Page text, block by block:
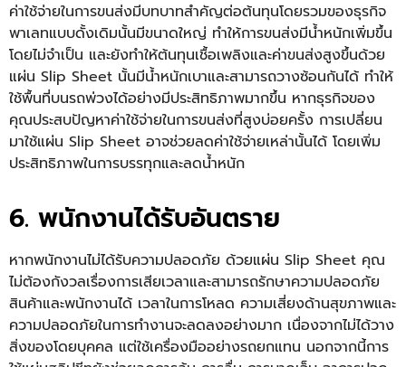
ค่าใช้จ่ายในการขนส่งมีบทบาทสำคัญต่อต้นทุนโดยรวมของธุรกิจ
พาเลทแบบดั้งเดิมนั้นมีขนาดใหญ่ ทำให้การขนส่งมีน้ำหนักเพิ่มขึ้น
โดยไม่จำเป็น และยังทำให้ต้นทุนเชื้อเพลิงและค่าขนส่งสูงขึ้นด้วย
แผ่น Slip Sheet นั้นมีน้ำหนักเบาและสามารถวางซ้อนกันได้ ทำให้
ใช้พื้นที่บนรถพ่วงได้อย่างมีประสิทธิภาพมากขึ้น หากธุรกิจของ
คุณประสบปัญหาค่าใช้จ่ายในการขนส่งที่สูงบ่อยครั้ง การเปลี่ยน
มาใช้แผ่น Slip Sheet อาจช่วยลดค่าใช้จ่ายเหล่านั้นได้ โดยเพิ่ม
ประสิทธิภาพในการบรรทุกและลดน้ำหนัก
6. พนักงานได้รับอันตราย
หากพนักงานไม่ได้รับความปลอดภัย ด้วยแผ่น Slip Sheet คุณ
ไม่ต้องกังวลเรื่องการเสียเวลาและสามารถรักษาความปลอดภัย
สินค้าและพนักงานได้ เวลาในการโหลด ความเสี่ยงด้านสุขภาพและ
ความปลอดภัยในการทำงานจะลดลงอย่างมาก เนื่องจากไม่ได้วาง
สิ่งของโดยบุคคล แต่ใช้เครื่องมืออย่างรถยกแทน นอกจากนี้การ